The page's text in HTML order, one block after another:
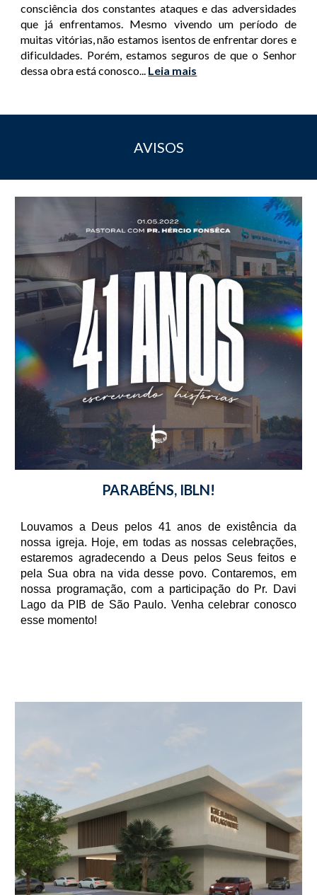
consciência dos constantes ataques e das adversidades
que já enfrentamos. Mesmo vivendo um período de
muitas vitórias, não estamos isentos de enfrentar dores e
dificuldades. Porém, estamos seguros de que o Senhor
dessa obra está conosco. Leia mais
AVISOS
PARABÉNS, IBLN!
Louvamos a Deus pelos 41 anos de existência da
nossa igreja. Hoje, em todas as nossas celebrações,
estaremos agradecendo a Deus pelos Seus feitos e
pela Sua obra na vida desse povo. Contaremos, em
nossa programação, com a participação do Pr. Davi
Lago da PIB de São Paulo. Venha celebrar conosco
esse momento!